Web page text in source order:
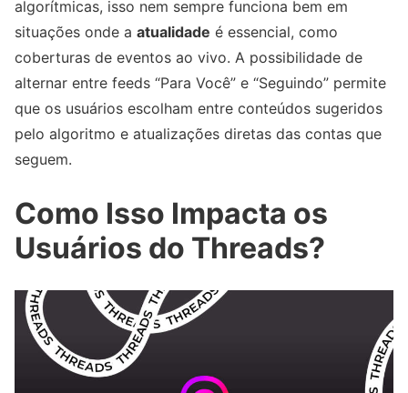
algorítmicas, isso nem sempre funciona bem em
situações onde a atualidade é essencial, como
coberturas de eventos ao vivo. A possibilidade de
alternar entre feeds “Para Você” e “Seguindo” permite
que os usuários escolham entre conteúdos sugeridos
pelo algoritmo e atualizações diretas das contas que
seguem.
Como Isso Impacta os
Usuários do Threads?